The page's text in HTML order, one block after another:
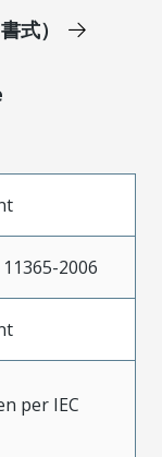
式）
2006
per IEC